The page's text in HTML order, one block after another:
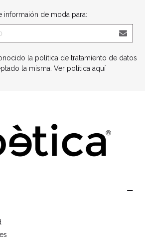
informaión de moda para:
la política de tratamiento de datos
la misma. Ver política aquí